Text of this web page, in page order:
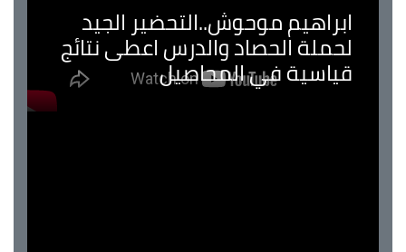
ابراهيم موحوش..التحضير الجيد
لحملة الحصاد والدرس اعطى نتائج
قياسية في المحاصيل